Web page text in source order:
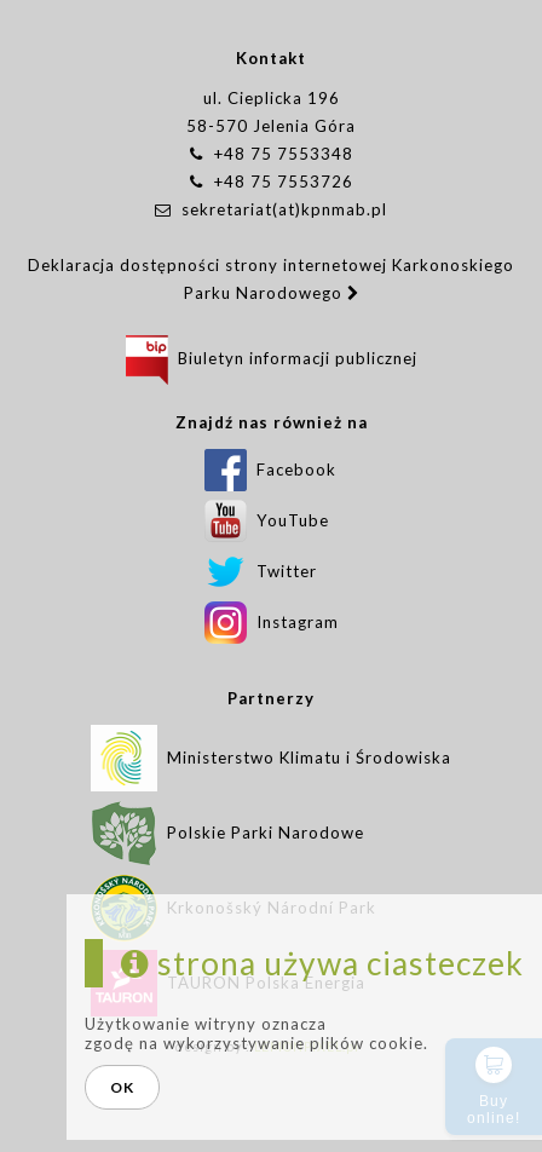
Kontakt
ul. Cieplicka 196
58-570 Jelenia Góra
+48 75 7553348
+48 75 7553726
sekretariat(at)kpnmab.pl
Deklaracja dostępności strony internetowej Karkonoskiego
Parku Narodowego
Biuletyn informacji publicznej
Znajdź nas również na
Facebook
YouTube
Twitter
Instagram
Partnerzy
Ministerstwo Klimatu i Środowiska
Polskie Parki Narodowe
Krkonošský Národní Park
TAURON Polska Energia
design by :LEMONPIXEL.pl
Buy
online!
strona używa ciasteczek
Użytkowanie witryny oznacza
zgodę na wykorzystywanie plików cookie.
OK